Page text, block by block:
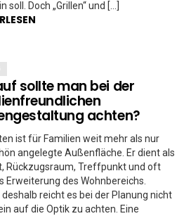
soll. Doch „Grillen“ und […]
sollte man bei der
achten?
ist für Familien weit mehr als nur
angelegte Außenfläche. Er dient als
Rückzugsraum, Treffpunkt und oft
Erweiterung des Wohnbereichs.
deshalb reicht es bei der Planung nicht
auf die Optik zu achten. Eine